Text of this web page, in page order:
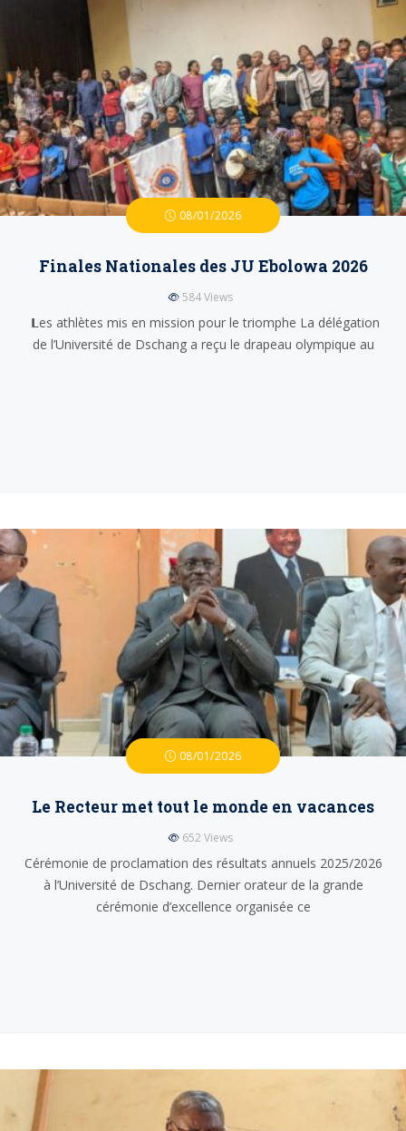
08/01/2026
Finales Nationales des JU Ebolowa 2026
584Views
𝗟es athlètes mis en mission pour le triomphe La délégation
de l’Université de Dschang a reçu le drapeau olympique au
08/01/2026
Le Recteur met tout le monde en vacances
652 Views
Cérémonie de proclamation des résultats annuels 2025/2026
à l’Université de Dschang. Dernier orateur de la grande
cérémonie d’excellence organisée ce